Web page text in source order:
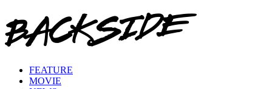
FEATURE
MOVIE